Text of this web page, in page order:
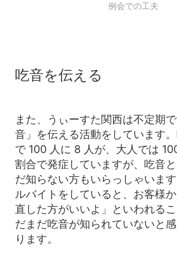
例会での工夫
吃音を伝える
また、うぃーすた関西は不定期
音」を伝える活動をしています
で 100 人に 8 人が、大人では
割合で発症していますが、吃音
だ知らない方もいらっしゃいま
ルバイトをしていると、お客様
直した方がいいよ」といわれる
だまだ吃音が知られていないと
ります。